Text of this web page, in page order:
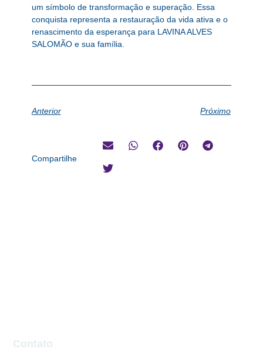
um símbolo de transformação e superação. Essa
conquista representa a restauração da vida ativa e o
renascimento da esperança para LAVINA ALVES
SALOMÃO e sua família.
Anterior Próximo
Compartilhe
Contato